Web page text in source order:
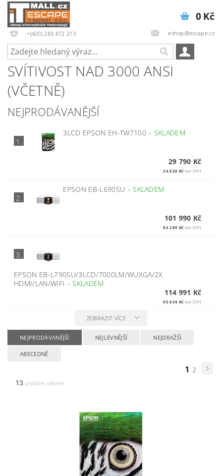
+(420) 283 872 213 eshop@escape.cz
0 Kč
SVÍTIVOST NAD 3000 ANSI
(VČETNĚ)
NEJPRODÁVANĚJŠÍ
1.
3LCD EPSON EH-TW7100– SKLADEM
29 790 Kč
24 620 Kč bez DPH
2.
EPSON EB-L690SU –SKLADEM
101 990 Kč
84 289 Kč bez DPH
3.
EPSON EB-L790SU/3LCD/7000LM/WUXGA/2X
HDMI/LAN/WIFI –SKLADEM
114 991 Kč
95 034 Kč bez DPH
ZOBRAZIT VÍCE
NEJPRODÁVANĚJŠÍ NEJLEVNĚJŠÍ NEJDRAŽŠÍ
ABECEDNĚ
1 2
13 položek celkem